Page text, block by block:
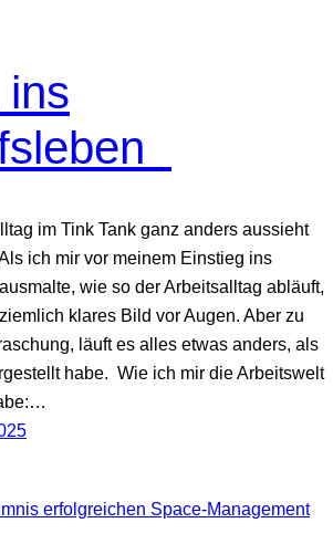
im Tink Tank ganz anders aussieht
ich mir vor meinem Einstieg ins
wie so der Arbeitsalltag abläuft,
klares Bild vor Augen. Aber zu
läuft es alles etwas anders, als
habe. Wie ich mir die Arbeitswelt